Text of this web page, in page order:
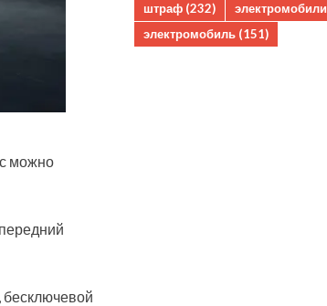
можно
бесключевой
штраф (232) электромобили
электромобиль (151)